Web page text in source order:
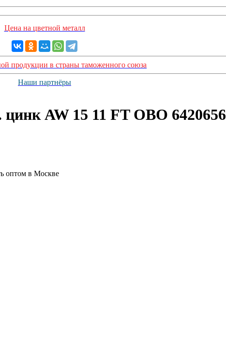
Цена на цветной металл
продукции в страны таможенного союза
Наши партнёры
AW 15 11 FT OBO 6420656